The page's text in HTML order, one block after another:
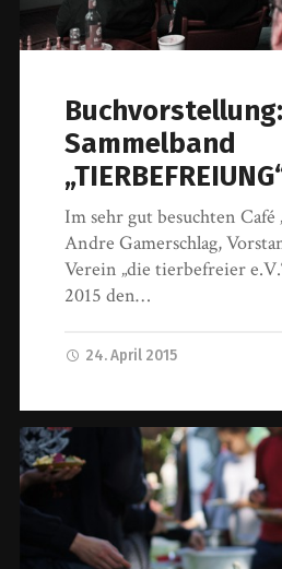
Buchvorstellung:
Sammelband
Im sehr gut besuchten Café
Andre Gamerschlag,
Verein „die tierbefreier
2015 den…
24. April 2015